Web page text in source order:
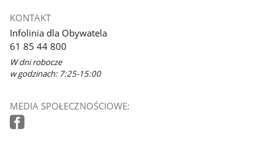
KONTAKT
Infolinia dla Obywatela
61 85 44 800
W dni robocze
w godzinach: 7:25-15:00
MEDIA SPOŁECZNOŚCIOWE: